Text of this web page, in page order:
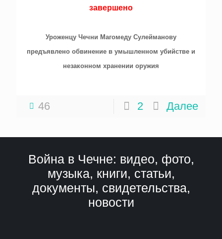
завершено
Уроженцу Чечни Магомеду Сулейманову
предъявлено обвинение в умышленном убийстве и
незаконном хранении оружия
46 2 Далее
Война в Чечне: видео, фото,
музыка, книги, статьи,
документы, свидетельства,
новости